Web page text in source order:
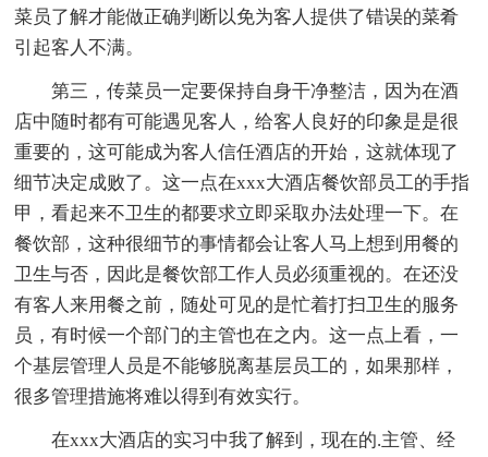
菜员了解才能做正确判断以免为客人提供了错误的菜肴
引起客人不满。
第三，传菜员一定要保持自身干净整洁，因为在酒
店中随时都有可能遇见客人，给客人良好的印象是是很
重要的，这可能成为客人信任酒店的开始，这就体现了
细节决定成败了。这一点在xxx大酒店餐饮部员工的手指
甲，看起来不卫生的都要求立即采取办法处理一下。在
餐饮部，这种很细节的事情都会让客人马上想到用餐的
卫生与否，因此是餐饮部工作人员必须重视的。在还没
有客人来用餐之前，随处可见的是忙着打扫卫生的服务
员，有时候一个部门的主管也在之内。这一点上看，一
个基层管理人员是不能够脱离基层员工的，如果那样，
很多管理措施将难以得到有效实行。
在xxx大酒店的实习中我了解到，现在的.主管、经